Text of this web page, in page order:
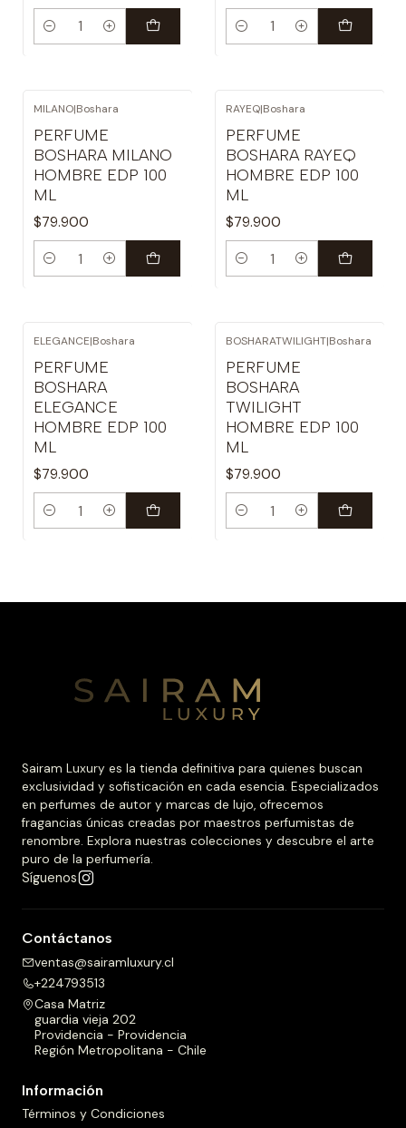
Cantidad Cantidad
MILANO|Boshara
PERFUME
BOSHARA MILANO
HOMBRE EDP 100
ML
$79.900
Cantidad
RAYEQ|Boshara
PERFUME
BOSHARA RAYEQ
HOMBRE EDP 100
ML
$79.900
Cantidad
ELEGANCE|Boshara
PERFUME
BOSHARA
ELEGANCE
HOMBRE EDP 100
ML
$79.900
Cantidad
BOSHARATWILIGHT|Boshara
PERFUME
BOSHARA
TWILIGHT
HOMBRE EDP 100
ML
$79.900
Cantidad
Sairam Luxury es la tienda definitiva para quienes buscan
exclusividad y sofisticación en cada esencia. Especializados
en perfumes de autor y marcas de lujo, ofrecemos
fragancias únicas creadas por maestros perfumistas de
renombre. Explora nuestras colecciones y descubre el arte
puro de la perfumería.
Síguenos
Contáctanos
ventas@sairamluxury.cl
+224793513
Casa Matriz
guardia vieja 202
Providencia - Providencia
Región Metropolitana - Chile
Información
Términos y Condiciones